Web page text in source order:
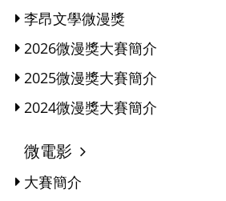
李昂文學微漫獎
2026微漫獎大賽簡介
2025微漫獎大賽簡介
2024微漫獎大賽簡介
微電影
大賽簡介